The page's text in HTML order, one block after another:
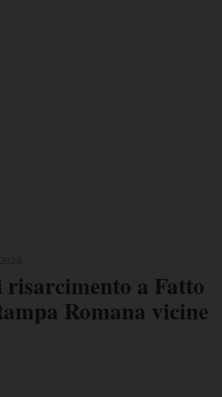
a Fatto
Romana vicine